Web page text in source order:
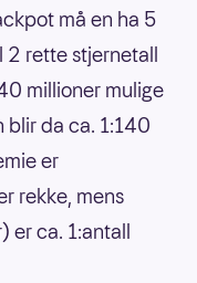
må en ha 5
2 rette stjernetall
millioner mulige
blir da ca. 1:140
er
rekke, mens
er ca. 1:antall